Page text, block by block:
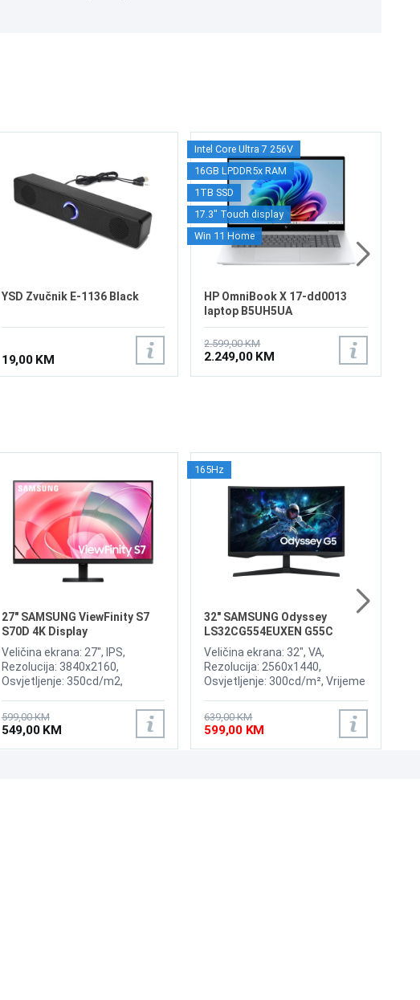
YSD Zvučnik E-1136 Black
19,00 KM
Intel Core Ultra 7 256V
16GB LPDDR5x RAM
1TB SSD
17.3" Touch display
Win 11 Home
HP OmniBook X 17-dd0013
laptop B5UH5UA
2.599,00 KM
2.249,00 KM
27" SAMSUNG ViewFinity S7
S70D 4K Display
Veličina ekrana: 27", IPS,
Rezolucija: 3840x2160,
Osvjetljenje: 350cd/m2,
FreeSync, Vrijeme odziva: 5ms,
Priključci: HDMI, Displayport
599,00 KM
549,00 KM
165Hz
32" SAMSUNG Odyssey
LS32CG554EUXEN G55C
165Hz Gaming Curved Display
Veličina ekrana: 32", VA,
Rezolucija: 2560x1440,
Osvjetljenje: 300cd/m², Vrijeme
165Hz, HDR10, AMD FreeSync
Premium Pro, 1000R Curvature,
Priključci: HDMI, DisplayPort
639,00 KM
599,00 KM